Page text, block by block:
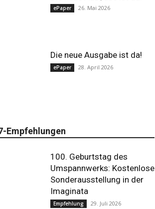
ePaper 26. Mai 2026
Die neue Ausgabe ist da!
ePaper 28. April 2026
Empfehlungen
100. Geburtstag des
Umspannwerks: Kostenlose
Sonderausstellung in der
Imaginata
Empfehlung 29. Juli 2026